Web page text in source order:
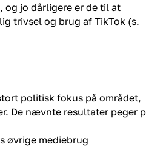
og jo dårligere er de til at
trivsel og brug af TikTok (s.
politisk fokus på området,
De nævnte resultater peger
øvrige mediebrug